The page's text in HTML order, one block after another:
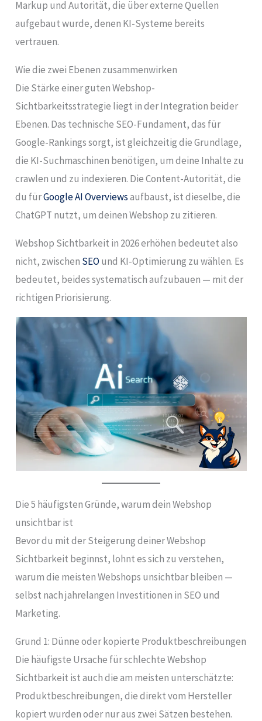
Markup und Autorität, die über externe Quellen
aufgebaut wurde, denen KI-Systeme bereits
vertrauen.
Wie die zwei Ebenen zusammenwirken
Die Stärke einer guten Webshop-
Sichtbarkeitsstrategie liegt in der Integration beider
Ebenen. Das technische SEO-Fundament, das für
Google-Rankings sorgt, ist gleichzeitig die Grundlage,
die KI-Suchmaschinen benötigen, um deine Inhalte zu
crawlen und zu indexieren. Die Content-Autorität, die
du fürGoogle AI Overviewsaufbaust, ist dieselbe, die
ChatGPT nutzt, um deinen Webshop zu zitieren.
Webshop Sichtbarkeit in 2026 erhöhen bedeutet also
nicht, zwischen SEO und KI-Optimierung zu wählen. Es
bedeutet, beides systematisch aufzubauen — mit der
richtigen Priorisierung.
Die 5 häufigsten Gründe, warum dein Webshop
unsichtbar ist
Bevor du mit der Steigerung deiner Webshop
Sichtbarkeit beginnst, lohnt es sich zu verstehen,
warum die meisten Webshops unsichtbar bleiben —
selbst nach jahrelangen Investitionen in SEO und
Marketing.
Grund 1: Dünne oder kopierte Produktbeschreibungen
Die häufigste Ursache für schlechte Webshop
Sichtbarkeit ist auch die am meisten unterschätzte:
Produktbeschreibungen, die direkt vom Hersteller
kopiert wurden oder nur aus zwei Sätzen bestehen.